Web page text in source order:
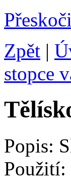
Zpět |
stopce
Popis:
Použití: